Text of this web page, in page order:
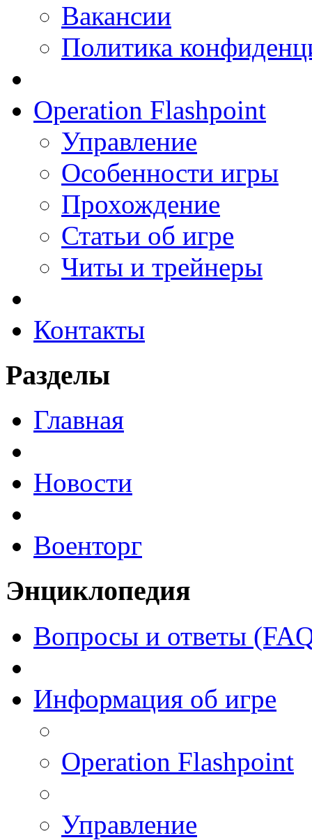
Вакансии
Политика
Operation Flashpoint
Управление
Особенности игры
Прохождение
Статьи об игре
Читы и трейнеры
Контакты
Разделы
Главная
Новости
Военторг
Энциклопедия
Вопросы и ответы
Информация об игре
Operation Flashpoint
Управление